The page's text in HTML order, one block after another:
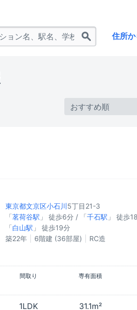
住所
東京都文京区小石川5丁目21-3
「茗荷谷駅 」 徒歩6分 / 「千石駅 」 徒歩
「白山駅 」 徒歩19分
築22年
6階建 (36部屋) RC造
間取り
専有面積
1LDK
31.1m²